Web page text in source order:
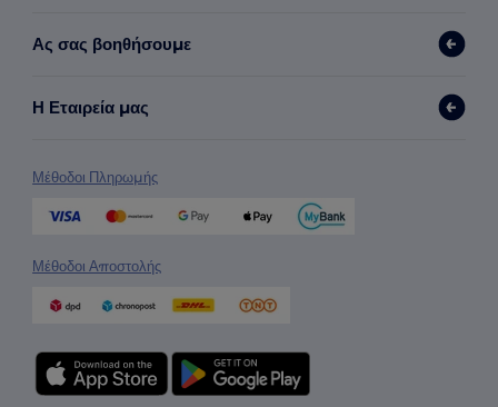
Ας σας βοηθήσουμε
Η Εταιρεία μας
Μέθοδοι Πληρωμής
Μέθοδοι Αποστολής